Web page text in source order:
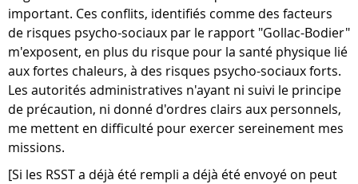
important. Ces conflits, identifiés comme des facteurs
de risques psycho-sociaux par le rapport "Gollac-Bodier"
m'exposent, en plus du risque pour la santé physique lié
aux fortes chaleurs, à des risques psycho-sociaux forts.
Les autorités administratives n'ayant ni suivi le principe
de précaution, ni donné d'ordres clairs aux personnels,
me mettent en difficulté pour exercer sereinement mes
missions.
[Si les RSST a déjà été rempli a déjà été envoyé on peut